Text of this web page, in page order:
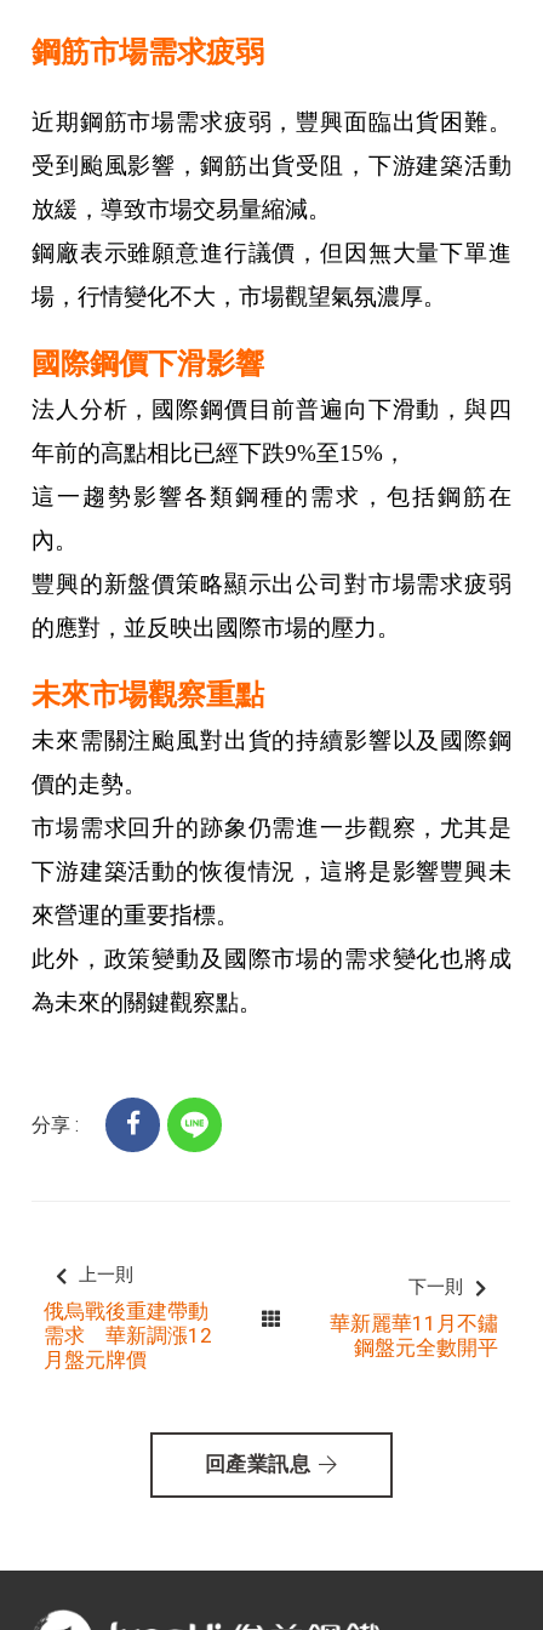
鋼筋市場需求疲弱
近期鋼筋市場需求疲弱，豐興面臨出貨困難。
受到颱風影響，鋼筋出貨受阻，下游建築活動
放緩，導致市場交易量縮減。
鋼廠表示雖願意進行議價，但因無大量下單進
場，行情變化不大，市場觀望氣氛濃厚。
國際鋼價下滑影響
法人分析，國際鋼價目前普遍向下滑動，與四
年前的高點相比已經下跌9%至15%，
這一趨勢影響各類鋼種的需求，包括鋼筋在
內。
豐興的新盤價策略顯示出公司對市場需求疲弱
的應對，並反映出國際市場的壓力。
未來市場觀察重點
未來需關注颱風對出貨的持續影響以及國際鋼
價的走勢。
市場需求回升的跡象仍需進一步觀察，尤其是
下游建築活動的恢復情況，這將是影響豐興未
來營運的重要指標。
此外，政策變動及國際市場的需求變化也將成
為未來的關鍵觀察點。
分享 :
上一則
俄烏戰後重建帶動
需求 華新調漲12
月盤元牌價
下一則
華新麗華11月不鏽
鋼盤元全數開平
回產業訊息